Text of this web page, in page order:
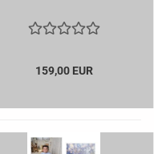
159,00 EUR